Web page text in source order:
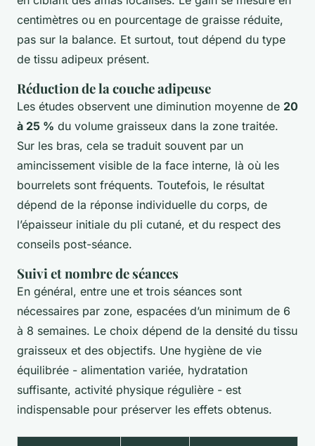
centimètres ou en pourcentage de graisse réduite,
pas sur la balance. Et surtout, tout dépend du type
de tissu adipeux présent.
Réduction de la couche adipeuse
Les études observent une diminution moyenne de 20
à 25 % du volume graisseux dans la zone traitée.
Sur les bras, cela se traduit souvent par un
amincissement visible de la face interne, là où les
bourrelets sont fréquents. Toutefois, le résultat
dépend de la réponse individuelle du corps, de
l’épaisseur initiale du pli cutané, et du respect des
conseils post-séance.
Suivi et nombre de séances
En général, entre une et trois séances sont
nécessaires par zone, espacées d’un minimum de 6
à 8 semaines. Le choix dépend de la densité du tissu
graisseux et des objectifs. Une hygiène de vie
équilibrée - alimentation variée, hydratation
suffisante, activité physique régulière - est
indispensable pour préserver les effets obtenus.